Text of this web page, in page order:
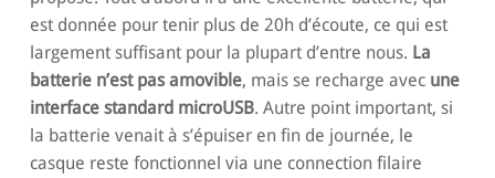
est donnée pour tenir plus de 20h d’écoute, ce qui est
largement suffisant pour la plupart d’entre nous. La
batterie n’est pas amovible, mais se recharge avec une
interface standard microUSB. Autre point important, si
la batterie venait à s’épuiser en fin de journée, le
casque reste fonctionnel via une connection filaire